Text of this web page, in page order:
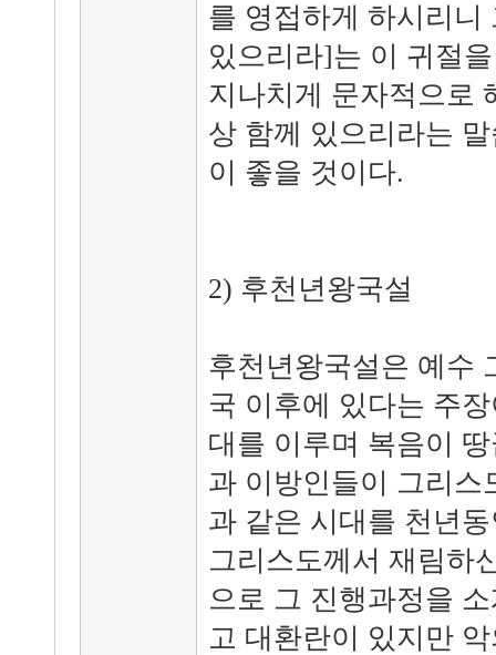
를 영접하게 하시리니
있으리라]는 이 귀절
지나치게 문자적으로
상 함께 있으리라는
이 좋을 것이다.
2) 후천년왕국설
후천년왕국설은 예수
국 이후에 있다는 주
대를 이루며 복음이
과 이방인들이 그리스
과 같은 시대를 천년
그리스도께서 재림하
으로 그 진행과정을
고 대환란이 있지만